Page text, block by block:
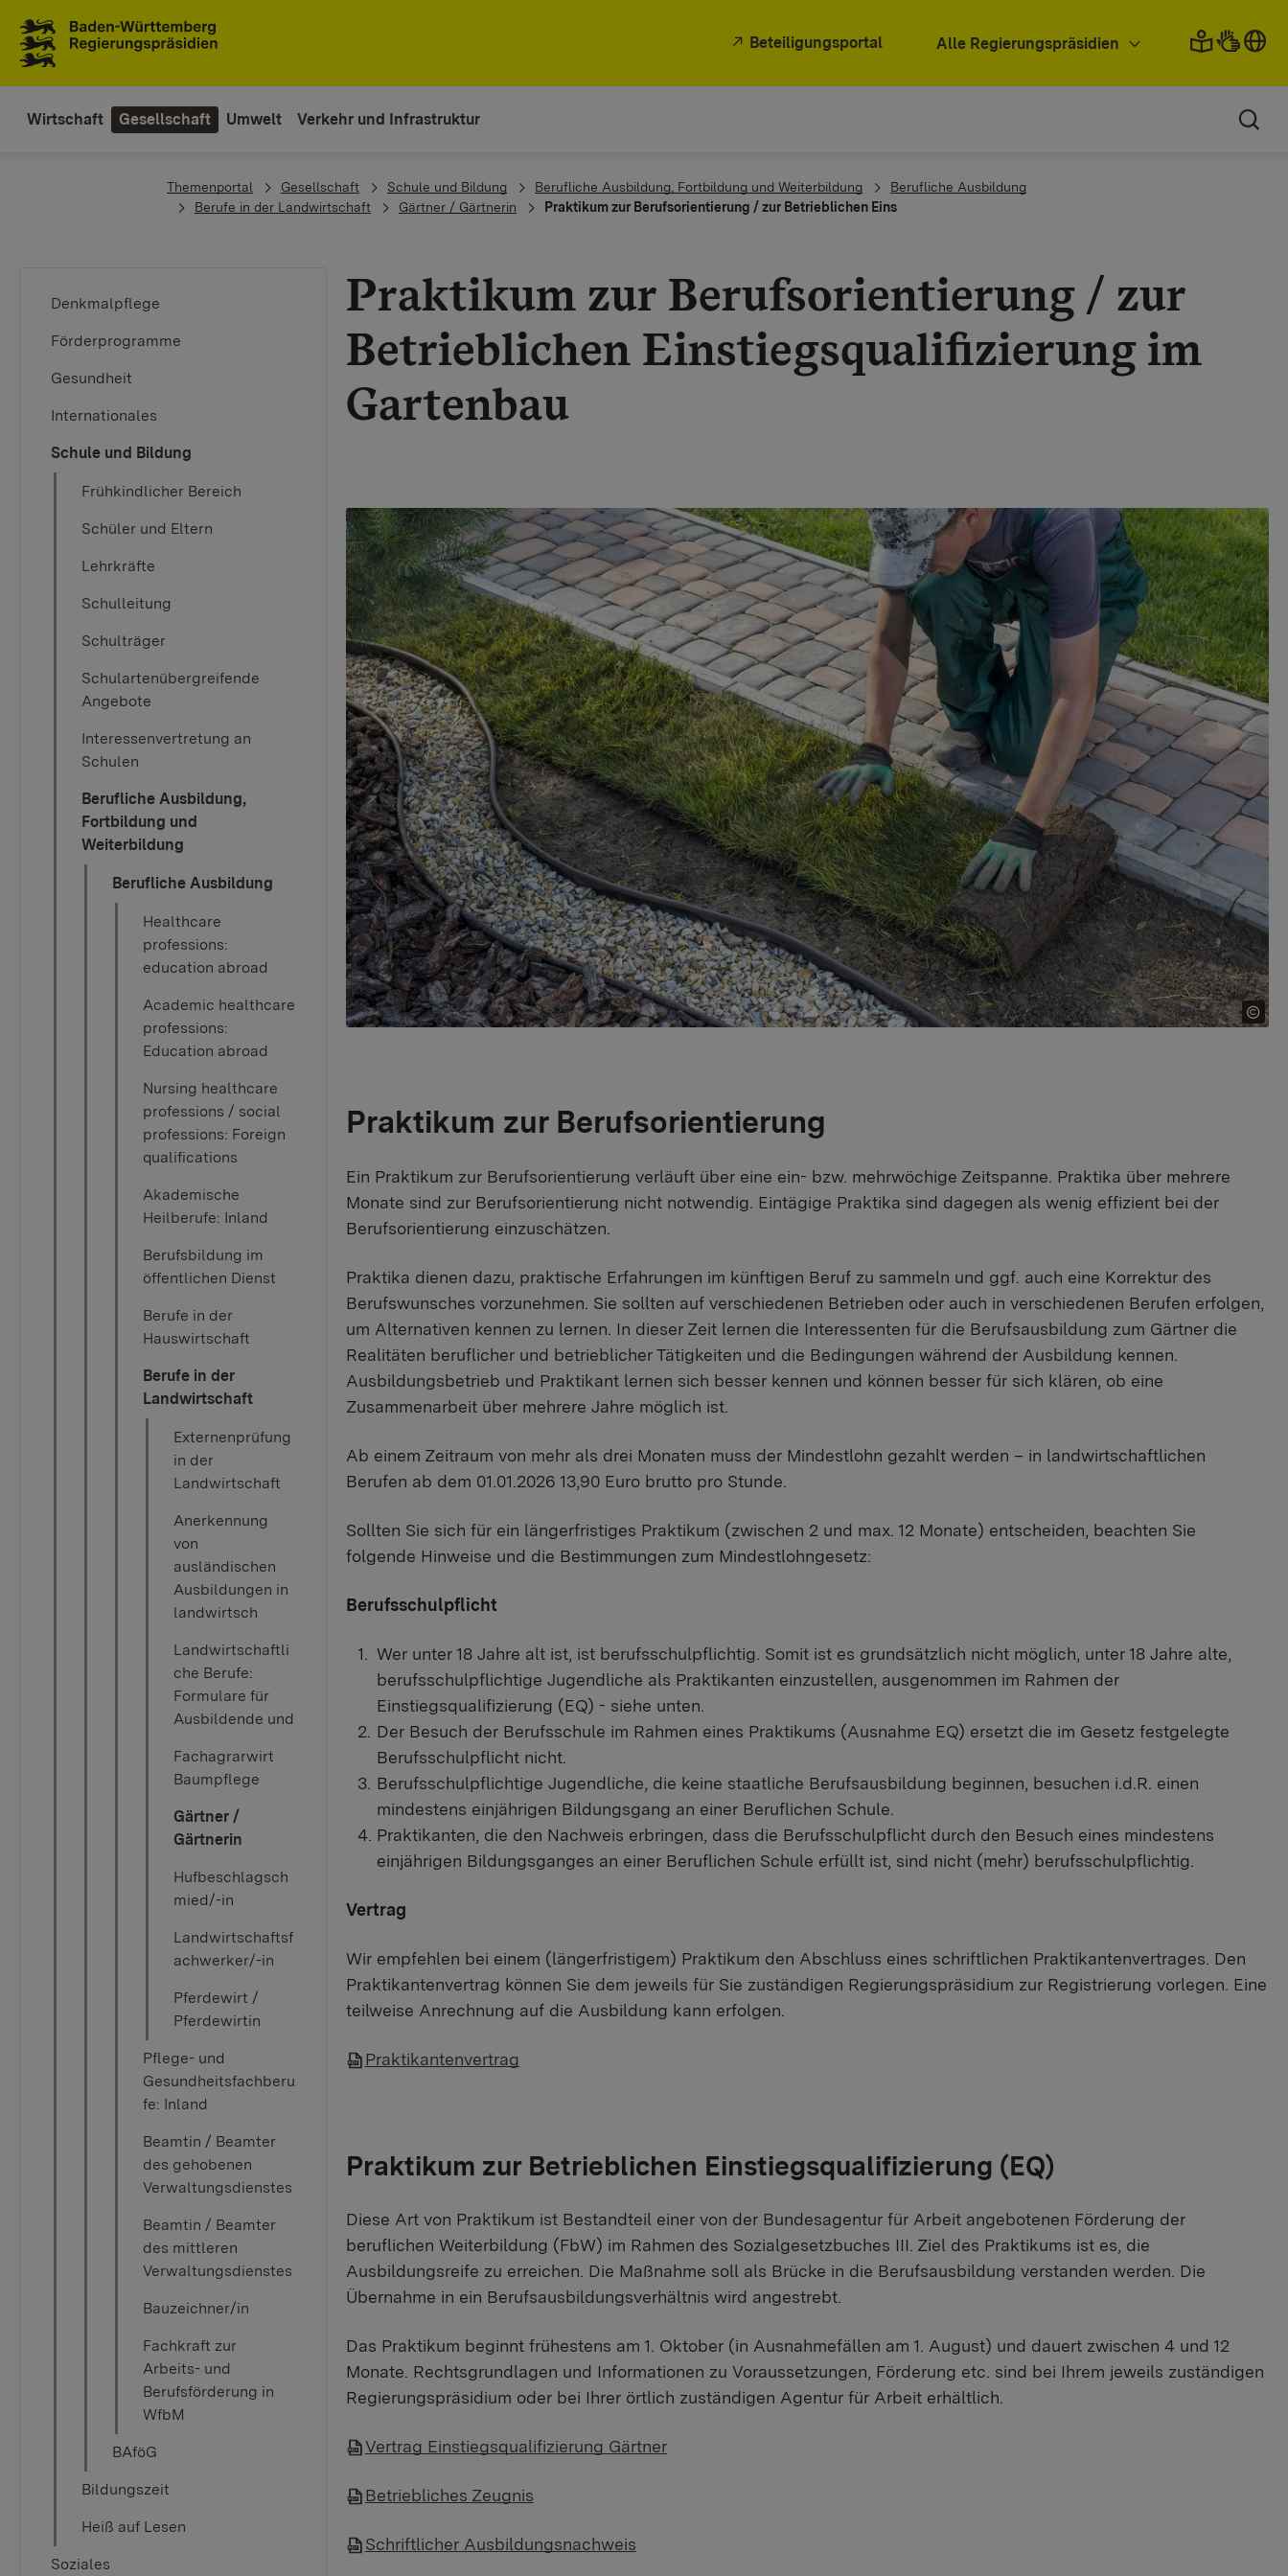
Beteiligungsportal Alle Regierungspräsidien
Wirtschaft Gesellschaft Umwelt Verkehr und Infrastruktur
You are here:
Themenportal Gesellschaft Schule und Bildung Berufliche Ausbildung, Fortbildung und Weiterbildung
Berufliche Ausbildung
Berufe in der Landwirtschaft
Gärtner / Gärtnerin Praktikum zur Berufsorientierung / zur Betrieblichen Eins
Denkmalpflege
Förderprogramme
Gesundheit
Internationales
Schule und Bildung
Frühkindlicher Bereich
Schüler und Eltern
Lehrkräfte
Schulleitung
Schulträger
Schulartenübergreifende
Angebote
Interessenvertretung an
Schulen
Berufliche Ausbildung,
Fortbildung und
Weiterbildung
Berufliche Ausbildung
Healthcare
professions:
education abroad
Academic healthcare
professions:
Education abroad
Nursing healthcare
professions / social
professions: Foreign
qualifications
Akademische
Heilberufe: Inland
Berufsbildung im
öffentlichen Dienst
Berufe in der
Hauswirtschaft
Berufe in der
Landwirtschaft
Externenprüfung
in der
Landwirtschaft
Anerkennung
von
ausländischen
Ausbildungen in
landwirtsch
Landwirtschaftli
che Berufe:
Formulare für
Ausbildende und
Fachagrarwirt
Baumpflege
Gärtner /
Gärtnerin
Hufbeschlagsch
mied/-in
Landwirtschaftsf
achwerker/-in
Pferdewirt /
Pferdewirtin
Pflege- und
Gesundheitsfachberu
fe: Inland
Beamtin / Beamter
des gehobenen
Verwaltungsdienstes
Beamtin / Beamter
des mittleren
Verwaltungsdienstes
Bauzeichner/in
Fachkraft zur
Arbeits- und
Berufsförderung in
WfbM
BAföG
Bildungszeit
Heiß auf Lesen
Soziales
Praktikum zur Berufsorientierung / zur
Betrieblichen Einstiegsqualifizierung im
Gartenbau
Praktikum zur Berufsorientierung​
Ein Praktikum zur Berufsorientierung verläuft über eine ein- bzw. mehrwöchige Zeitspanne. Praktika über mehrere
Monate sind zur Berufsorientierung nicht notwendig. Eintägige Praktika sind dagegen als wenig effizient bei der
Berufsorientierung einzuschätzen.
Praktika dienen dazu, praktische Erfahrungen im künftigen Beruf zu sammeln und ggf. auch eine Korrektur des
Berufswunsches vorzunehmen. Sie sollten auf verschiedenen Betrieben oder auch in verschiedenen Berufen erfolgen,
um Alternativen kennen zu lernen. In dieser Zeit lernen die Interessenten für die Berufsausbildung zum Gärtner die
Realitäten beruflicher und betrieblicher Tätigkeiten und die Bedingungen während der Ausbildung kennen.
Ausbildungsbetrieb und Praktikant lernen sich besser kennen und können besser für sich klären, ob eine
Zusammenarbeit über mehrere Jahre möglich ist.
Ab einem Zeitraum von mehr als drei Monaten muss der Mindestlohn gezahlt werden – in landwirtschaftlichen
Berufen ab dem 01.01.2026 13,90 Euro brutto pro Stunde.​​
Sollten Sie sich für ein längerfristiges Praktikum (zwischen 2 und max. 12 Monate) entscheiden, beachten Sie
folgende Hinweise und die Bestimmungen zum Mindestlohngesetz:
Berufsschul​pflicht​
​Wer unter 18 Jahre alt ist, ist berufsschulpflichtig. Somit ist es grundsätzlich nicht möglich, unter 18 Jahre alte,
berufsschulpflichtige Jugendliche als Praktikanten einzustellen, ausgenommen im Rahmen der
Einstiegsqualifizierung (EQ) - siehe unten.
Der Besuch der Berufsschule im Rahmen eines Praktikums (Ausnahme EQ) ersetzt die im Gesetz festgelegte
Berufsschulpflicht nicht.
Berufsschulpflichtige Jugendliche, die keine staatliche Berufsausbildung beginnen, besuchen i.d.R. einen
mindestens einjährigen Bildungsgang an einer Beruflichen Schule.
Praktikanten, die den Nachweis erbringen, dass die Berufsschulpflicht durch den Besuch eines mindestens
einjährigen Bildungsganges an einer Beruflichen Schule erfüllt ist, sind nicht (mehr) berufsschulpflichtig. ​
Vertr​ag ​
Wir empfehlen bei einem (längerfristigem) Praktikum den Abschluss eines schriftlichen Praktikantenvertrages. Den
Praktikantenvertrag können Sie dem jeweils für Sie zuständigen Regierungspräsidium zur Registrierung vorlegen. Eine
teilweise Anrechnung auf die Ausbildung kann erfolgen.
Praktikantenvertrag
Praktikum zur Betrieblichen Einstiegsqualifizierung (EQ)​​
Diese Art von Praktikum ist Bestandteil einer von der Bundesagentur für Arbeit angebotenen Förderung der
beruflichen Weiterbildung (FbW) im Rahmen des Sozialgesetzbuches III. Ziel des Praktikums ist es, die
Ausbildungsreife zu erreichen. Die Maßnahme soll als Brücke in die Berufsausbildung verstanden werden. Die
Übernahme in ein Berufsausbildungsverhältnis wird angestrebt.
Das Praktikum beginnt frühestens am 1. Oktober (in Ausnahmefällen am 1. August) und dauert zwischen 4 und 12
Monate. Rechtsgrundlagen und Informationen zu Voraussetzungen, Förderung etc. sind bei Ihrem jeweils zuständigen
Regierungspräsidium oder bei Ihrer örtlich zuständigen Agentur für Arbeit erhältlich.
Vertrag Einstiegsqualifizierung Gärtner
Betriebliches Zeugnis
Schriftlicher Ausbildungsnachweis